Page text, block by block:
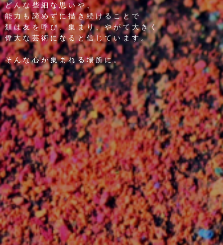
どんな些細な思いや、
能力も諦めずに描き続けることで
類は友を呼び、集まり、やがて大きく
偉大な芸術になると信じています。
そんな心が集まれる場所に。